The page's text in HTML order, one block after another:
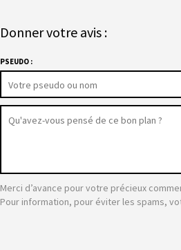
Donner votre avis :
PSEUDO :
Merci d’avance pour votre précieux
Pour information, pour éviter les spams,